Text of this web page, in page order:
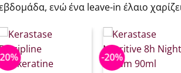
ενώ ένα leave-in έλαιο
-20%